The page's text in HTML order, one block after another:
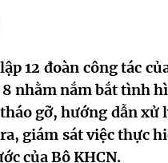
12 đoàn công tác
nhằm nắm bắt tình
gỡ, hướng dẫn xử
giám sát việc thực
của Bộ KHCN.